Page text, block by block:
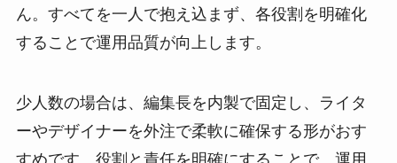
ん。すべてを一人で抱え込まず、各役割を明確化
することで運用品質が向上します。
少人数の場合は、編集長を内製で固定し、ライタ
ーやデザイナーを外注で柔軟に確保する形がおす
すめです。役割と責任を明確にすることで、運用